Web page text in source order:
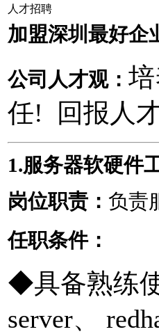
人才招聘
加盟深圳最好企
公司人才观：
任! 回报人
1.服务器软硬件
岗位职责： 负责
任职条件：
◆具备熟练
server、